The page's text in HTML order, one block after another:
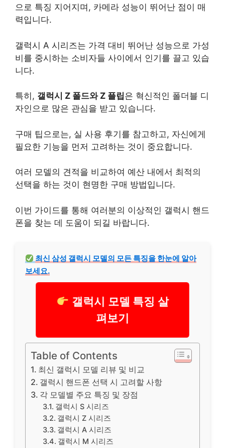
으로 특징 지어지며, 카메라 성능이 뛰어난 점이 매
력입니다.
갤럭시 A 시리즈는 가격 대비 뛰어난 성능으로 가성
비를 중시하는 소비자들 사이에서 인기를 끌고 있습
니다.
특히, 갤럭시 Z 폴드와 Z 플립은 혁신적인 폴더블 디
자인으로 많은 관심을 받고 있습니다.
구매 팁으로는, 실 사용 후기를 참고하고, 자신에게
필요한 기능을 먼저 고려하는 것이 중요합니다.
여러 모델의 견적을 비교하여 예산 내에서 최적의
선택을 하는 것이 현명한 구매 방법입니다.
이번 가이드를 통해 여러분의 이상적인 갤럭시 핸드
폰을 찾는 데 도움이 되길 바랍니다.
최신 삼성 갤럭시 모델의 모든 특징을 한눈에 알아
보세요.
갤럭시 모델 특징 살
펴보기
Table of Contents
최신 갤럭시 모델 리뷰 및 비교
갤럭시 핸드폰 선택 시 고려할 사항
각 모델별 주요 특징 및 장점
갤럭시 S 시리즈
갤럭시 Z 시리즈
갤럭시 A 시리즈
갤럭시 M 시리즈